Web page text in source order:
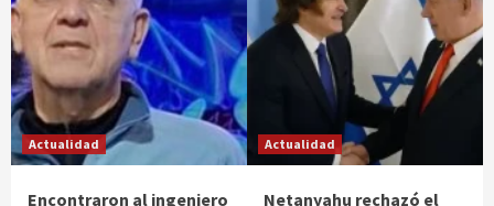
Actualidad
Encontraron al ingeniero
Actualidad
Netanyahu rechazó el